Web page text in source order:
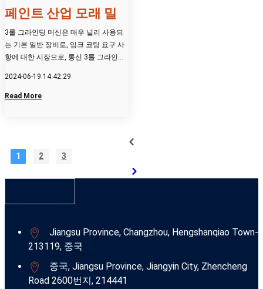
페인트 산업 모래 밀
3롤 그라인딩 머신은 매우 널리 사용되
는 기본 일반 장비로, 잉크 코팅 요구 사
항에 대한 시장으로, 롱신 3롤 그라인딩
2024-06-19 14:42:29
Read More
1 2 3
Jiangsu Province, Changzhou, Hengshanqiao Town-
213119, 중국
중국, Jiangsu Province, Jiangyin City, Zhencheng
Road 2600번지, 214441